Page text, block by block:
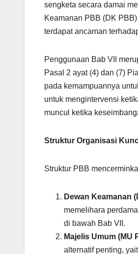
sengketa secara damai
Keamanan PBB (DK
terdapat ancaman
Penggunaan Bab VII
Pasal 2 ayat (4) dan (7)
pada kemampuannya
untuk mengintervensi
muncul ketika
Struktur Organisasi
Struktur PBB
Dewan Keamanan
memelihara
di bawah Bab VII.
Majelis Umum (MU
alternatif penting,